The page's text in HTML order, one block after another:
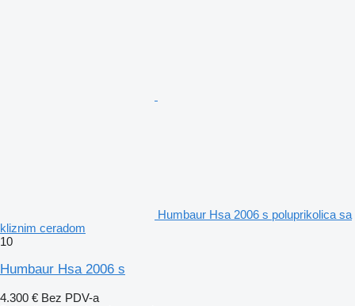
Humbaur Hsa 2006 s poluprikolica sa
kliznim ceradom
10
Humbaur Hsa 2006 s
4.300 € Bez PDV-a